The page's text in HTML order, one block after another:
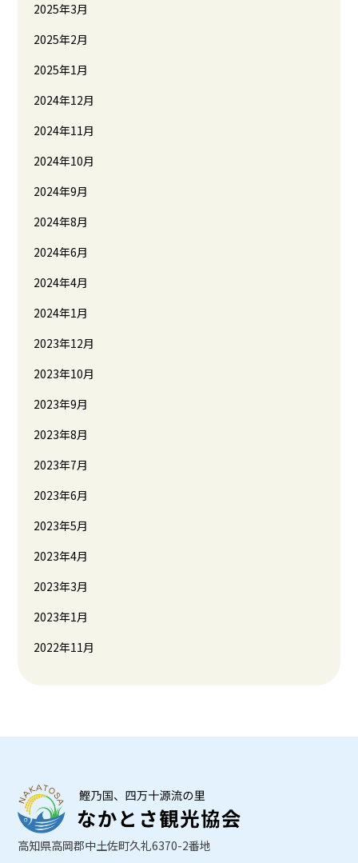
2025年3月
2025年2月
2025年1月
2024年12月
2024年11月
2024年10月
2024年9月
2024年8月
2024年6月
2024年4月
2024年1月
2023年12月
2023年10月
2023年9月
2023年8月
2023年7月
2023年6月
2023年5月
2023年4月
2023年3月
2023年1月
2022年11月
高知県高岡郡中土佐町久礼6370-2番地